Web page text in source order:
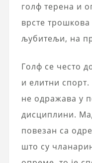
голф терена и
врсте
љубитељи, на
Голф се често
и елитни
не одражава у
дисциплини.
повезан са
што су